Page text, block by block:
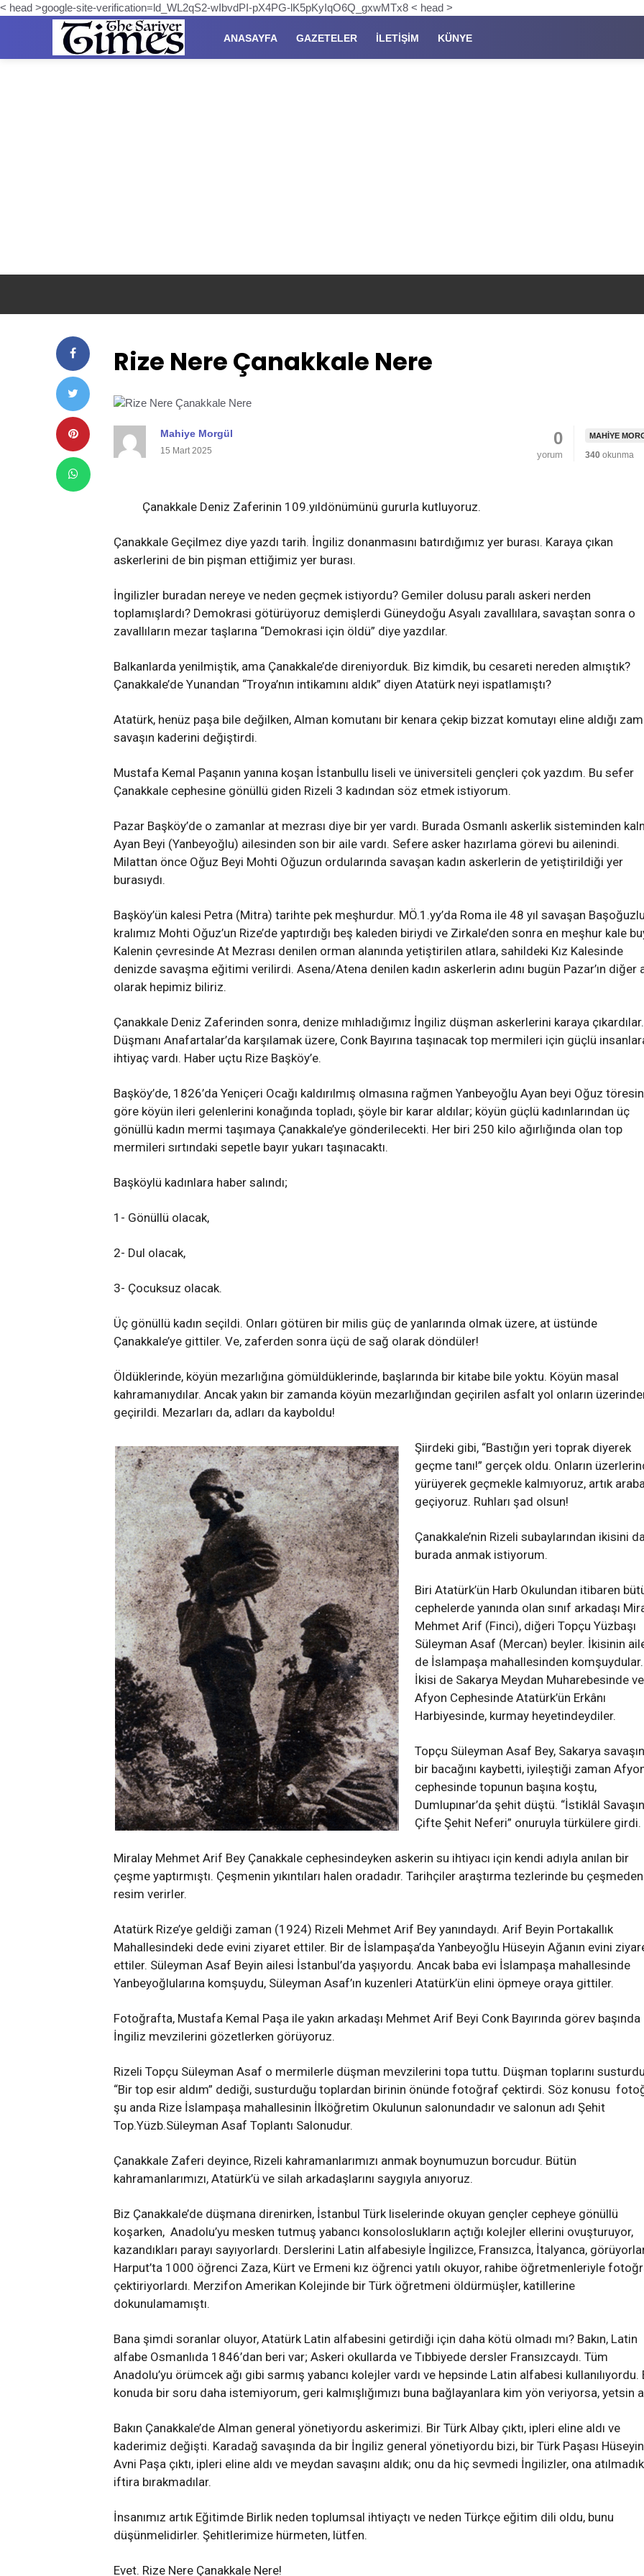
< head >google-site-verification=ld_WL2qS2-wIbvdPI-pX4PG-lK5pKyIqO6Q_gxwMTx8 < head >
ANASAYFA GAZETELER İLETIŞIM KÜNYE
Rize Nere Çanakkale Nere
Mahiye Morgül
15 Mart 2025
MAHIYE
340 okunma
0
yorum
Çanakkale Deniz Zaferinin 109.yıldönümünü gururla kutluyoruz.
Çanakkale Geçilmez diye yazdı tarih. İngiliz donanmasını batırdığımız yer burası. Karaya çıkan
askerlerini de bin pişman ettiğimiz yer burası.
İngilizler buradan nereye ve neden geçmek istiyordu? Gemiler dolusu paralı askeri nerden
toplamışlardı? Demokrasi götürüyoruz demişlerdi Güneydoğu Asyalı zavallılara, savaştan sonra o
zavallıların mezar taşlarına “Demokrasi için öldü” diye yazdılar.
Balkanlarda yenilmiştik, ama Çanakkale’de direniyorduk. Biz kimdik, bu cesareti nereden almıştık?
Çanakkale’de Yunandan “Troya’nın intikamını aldık” diyen Atatürk neyi ispatlamıştı?
Atatürk, henüz paşa bile değilken, Alman komutanı bir kenara çekip bizzat komutayı eline aldığı
savaşın kaderini değiştirdi.
Mustafa Kemal Paşanın yanına koşan İstanbullu liseli ve üniversiteli gençleri çok yazdım. Bu sefer
Çanakkale cephesine gönüllü giden Rizeli 3 kadından söz etmek istiyorum.
Pazar Başköy’de o zamanlar at mezrası diye bir yer vardı. Burada Osmanlı askerlik sisteminden
Ayan Beyi (Yanbeyoğlu) ailesinden son bir aile vardı. Sefere asker hazırlama görevi bu ailenindi.
Milattan önce Oğuz Beyi Mohti Oğuzun ordularında savaşan kadın askerlerin de yetiştirildiği yer
burasıydı.
Başköy’ün kalesi Petra (Mitra) tarihte pek meşhurdur. MÖ.1.yy’da Roma ile 48 yıl savaşan Başoğuzlu
kralımız Mohti Oğuz’un Rize’de yaptırdığı beş kaleden biriydi ve Zirkale’den sonra en meşhur kale
Kalenin çevresinde At Mezrası denilen orman alanında yetiştirilen atlara, sahildeki Kız Kalesinde
denizde savaşma eğitimi verilirdi. Asena/Atena denilen kadın askerlerin adını bugün Pazar’ın diğer
olarak hepimiz biliriz.
Çanakkale Deniz Zaferinden sonra, denize mıhladığımız İngiliz düşman askerlerini karaya çıkardılar.
Düşmanı Anafartalar’da karşılamak üzere, Conk Bayırına taşınacak top mermileri için güçlü
ihtiyaç vardı. Haber uçtu Rize Başköy’e.
Başköy’de, 1826’da Yeniçeri Ocağı kaldırılmış olmasına rağmen Yanbeyoğlu Ayan beyi Oğuz
göre köyün ileri gelenlerini konağında topladı, şöyle bir karar aldılar; köyün güçlü kadınlarından üç
gönüllü kadın mermi taşımaya Çanakkale’ye gönderilecekti. Her biri 250 kilo ağırlığında olan top
mermileri sırtındaki sepetle bayır yukarı taşınacaktı.
Başköylü kadınlara haber salındı;
1- Gönüllü olacak,
2- Dul olacak,
3- Çocuksuz olacak.
Üç gönüllü kadın seçildi. Onları götüren bir milis güç de yanlarında olmak üzere, at üstünde
Çanakkale’ye gittiler. Ve, zaferden sonra üçü de sağ olarak döndüler!
Öldüklerinde, köyün mezarlığına gömüldüklerinde, başlarında bir kitabe bile yoktu. Köyün masal
kahramanıydılar. Ancak yakın bir zamanda köyün mezarlığından geçirilen asfalt yol onların
geçirildi. Mezarları da, adları da kayboldu!
Şiirdeki gibi, “Bastığın yeri toprak diyerek
geçme tanı!” gerçek oldu. Onların
yürüyerek geçmekle kalmıyoruz, artık
geçiyoruz. Ruhları şad olsun!
Çanakkale’nin Rizeli subaylarından ikisini
burada anmak istiyorum.
Biri Atatürk’ün Harb Okulundan itibaren
cephelerde yanında olan sınıf arkadaşı
Mehmet Arif (Finci), diğeri Topçu Yüzbaşı
Süleyman Asaf (Mercan) beyler. İkisinin
de İslampaşa mahallesinden komşuydular.
İkisi de Sakarya Meydan Muharebesinde ve
Afyon Cephesinde Atatürk’ün Erkânı
Harbiyesinde, kurmay heyetindeydiler.
Topçu Süleyman Asaf Bey, Sakarya
bir bacağını kaybetti, iyileştiği zaman
cephesinde topunun başına koştu,
Dumlupınar’da şehit düştü. “İstiklâl
Çifte Şehit Neferi” onuruyla türkülere girdi.
Miralay Mehmet Arif Bey Çanakkale cephesindeyken askerin su ihtiyacı için kendi adıyla anılan bir
çeşme yaptırmıştı. Çeşmenin yıkıntıları halen oradadır. Tarihçiler araştırma tezlerinde bu çeşmeden
resim verirler.
Atatürk Rize’ye geldiği zaman (1924) Rizeli Mehmet Arif Bey yanındaydı. Arif Beyin Portakallık
Mahallesindeki dede evini ziyaret ettiler. Bir de İslampaşa’da Yanbeyoğlu Hüseyin Ağanın evini
ettiler. Süleyman Asaf Beyin ailesi İstanbul’da yaşıyordu. Ancak baba evi İslampaşa mahallesinde
Yanbeyoğlularına komşuydu, Süleyman Asaf’ın kuzenleri Atatürk’ün elini öpmeye oraya gittiler.
Fotoğrafta, Mustafa Kemal Paşa ile yakın arkadaşı Mehmet Arif Beyi Conk Bayırında görev başında
İngiliz mevzilerini gözetlerken görüyoruz.
Rizeli Topçu Süleyman Asaf o mermilerle düşman mevzilerini topa tuttu. Düşman toplarını
“Bir top esir aldım” dediği, susturduğu toplardan birinin önünde fotoğraf çektirdi. Söz konusu
şu anda Rize İslampaşa mahallesinin İlköğretim Okulunun salonundadır ve salonun adı Şehit
Top.Yüzb.Süleyman Asaf Toplantı Salonudur.
Çanakkale Zaferi deyince, Rizeli kahramanlarımızı anmak boynumuzun borcudur. Bütün
kahramanlarımızı, Atatürk’ü ve silah arkadaşlarını saygıyla anıyoruz.
Biz Çanakkale’de düşmana direnirken, İstanbul Türk liselerinde okuyan gençler cepheye gönüllü
koşarken, Anadolu’yu mesken tutmuş yabancı konsoloslukların açtığı kolejler ellerini ovuşturuyor,
kazandıkları parayı sayıyorlardı. Derslerini Latin alfabesiyle İngilizce, Fransızca, İtalyanca,
Harput’ta 1000 öğrenci Zaza, Kürt ve Ermeni kız öğrenci yatılı okuyor, rahibe öğretmenleriyle
çektiriyorlardı. Merzifon Amerikan Kolejinde bir Türk öğretmeni öldürmüşler, katillerine
dokunulamamıştı.
Bana şimdi soranlar oluyor, Atatürk Latin alfabesini getirdiği için daha kötü olmadı mı? Bakın, Latin
alfabe Osmanlıda 1846’dan beri var; Askeri okullarda ve Tıbbiyede dersler Fransızcaydı. Tüm
Anadolu’yu örümcek ağı gibi sarmış yabancı kolejler vardı ve hepsinde Latin alfabesi kullanılıyordu.
konuda bir soru daha istemiyorum, geri kalmışlığımızı buna bağlayanlara kim yön veriyorsa, yetsin
Bakın Çanakkale’de Alman general yönetiyordu askerimizi. Bir Türk Albay çıktı, ipleri eline aldı ve
kaderimiz değişti. Karadağ savaşında da bir İngiliz general yönetiyordu bizi, bir Türk Paşası Hüseyin
Avni Paşa çıktı, ipleri eline aldı ve meydan savaşını aldık; onu da hiç sevmedi İngilizler, ona atılmadık
iftira bırakmadılar.
İnsanımız artık Eğitimde Birlik neden toplumsal ihtiyaçtı ve neden Türkçe eğitim dili oldu, bunu
düşünmelidirler. Şehitlerimize hürmeten, lütfen.
Evet. Rize Nere Çanakkale Nere!
Sarıyer Bentler ve Kemerler –
Boğaziçi’nin Su Yolu Hikayesi
6 AY ÖNCE
2 Bin Yıllık Kayıp Tarih -
MAVRAMOLOZ MANSTIRI
TÜRKİYE’NİN İLK GECE
MARATONU İÇİN GERİ
BAŞLADI